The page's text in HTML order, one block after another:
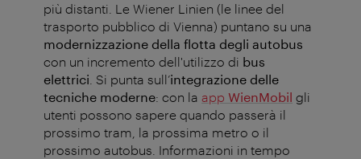
più distanti. Le Wiener Linien (le linee del
trasporto pubblico di Vienna) puntano su una
modernizzazione della flotta degli autobus
con un incremento dell'utilizzo di bus
elettrici . Si punta sull’integrazione delle
tecniche moderne: con la app WienMobil gli
utenti possono sapere quando passerà il
prossimo tram, la prossima metro o il
prossimo autobus. Informazioni in tempo